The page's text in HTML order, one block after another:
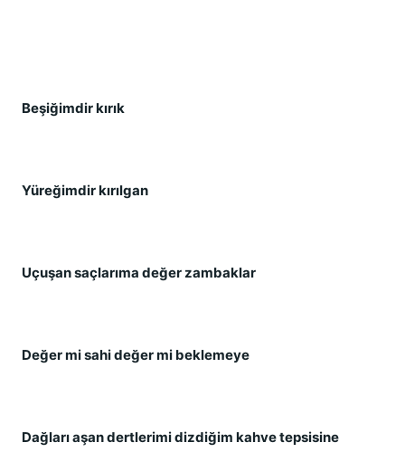
Beşiğimdir kırık
Yüreğimdir kırılgan
Uçuşan saçlarıma değer zambaklar
Değer mi sahi değer mi beklemeye
Dağları aşan dertlerimi dizdiğim kahve tepsisine